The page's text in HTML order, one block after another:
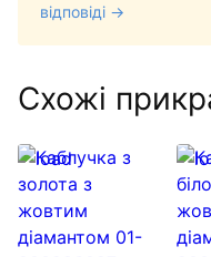
відповіді →
Схожі